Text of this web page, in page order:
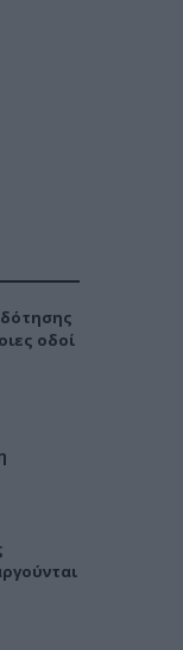
οδοί